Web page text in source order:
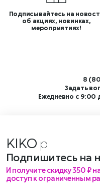
Подписывайтесь на
об акциях, новинках,
мероприятиях!
8
Задать
Ежедневно с 9:00
KIKO ме
Подпишитесь на
И получите скидку 350 ₽
доступ к ограниченным